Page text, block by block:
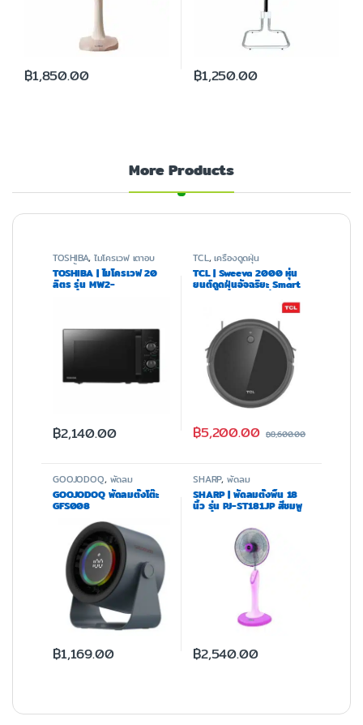
More Products
TOSHIBA, ไมโครเวฟ เตาอบ
และหม้อทอด
TOSHIBA | ไมโครเวฟ 20
ลิตร รุ่น MW2-
฿2,140.00
TCL,เครื่องดูดฝุ่น
TCL | Sweeva 2000 หุ่น
ยนต์ดูดฝุ่นอัจฉริยะ Smart
แอพ แรงดูด 2000 PA
เซ็นเซอร์กันตกและกระแทก
฿5,200.00 ฿8,600.00
GOOJODOQ, พัดลม
GOOJODOQ พัดลมตั้งโต๊ะ
GFS008
฿1,169.00
SHARP,พัดลม
SHARP | พัดลมตั้งพื้น 18
นิ้ว รุ่น PJ-ST181JP สีชมพู
฿2,540.00
฿1,850.00 ฿1,250.00